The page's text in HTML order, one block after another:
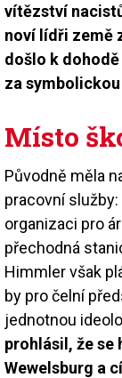
vítězství
noví lídři země
došlo k
za
Místo
Původně měla
pracovní
organizaci pro
přechodná
Himmler však
by pro čelní
jednotnou
prohlásil, že se
Wewelsburg a